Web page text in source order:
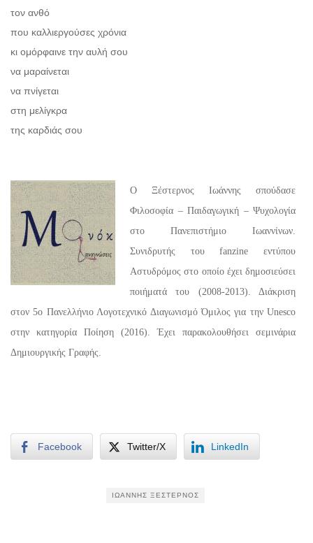
τον ανθό
που καλλιεργούσες χρόνια
κι ομόρφαινε την αυλή σου
να μαραίνεται
να πνίγεται
στη μελίγκρα
της καρδιάς σου
Ο Ξέστερνος Ιωάννης σπούδασε
Φιλοσοφία – Παιδαγωγική – Ψυχολογία
στο Πανεπιστήμιο Ιωαννίνων.
Συνιδρυτής του fanzine εντύπου
Αστυδρόμος στο οποίο έχει δημοσιεύσει
ποιήματά του (2008-2013). Διάκριση
στον 5ο Πανελλήνιο Λογοτεχνικό Διαγωνισμό Όμιλος για την Unesco
στην κατηγορία Ποίηση (2016). Έχει παρακολουθήσει σεμινάρια
Δημιουργικής Γραφής.
Facebook Twitter/X LinkedIn
ΙΩΆΝΝΗΣ ΞΈΣΤΕΡΝΟΣ